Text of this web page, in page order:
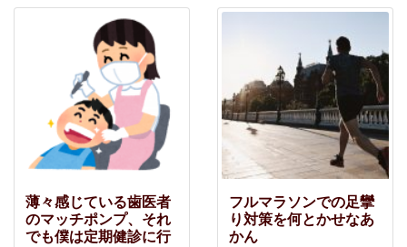
薄々感じている歯医者
のマッチポンプ、それ
でも僕は定期健診に行
フルマラソンでの足攣
り対策を何とかせなあ
かん